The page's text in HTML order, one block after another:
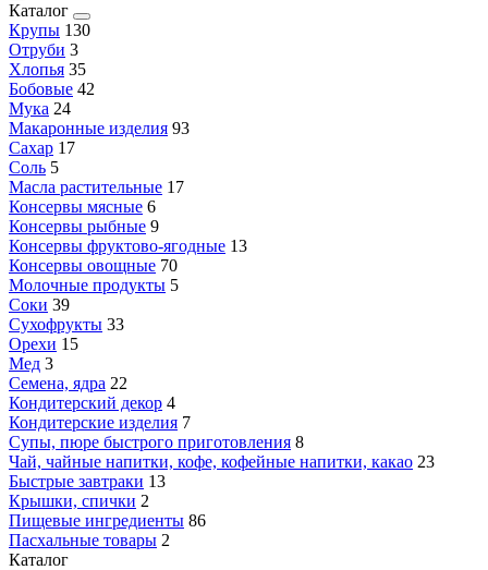
Каталог
Крупы 130
Отруби 3
Хлопья 35
Бобовые 42
Мука 24
Макаронные изделия 93
Сахар 17
Соль 5
Масла растительные 17
Консервы мясные 6
Консервы рыбные 9
Консервы фруктово-ягодные 13
Консервы овощные 70
Молочные продукты 5
Соки 39
Сухофрукты 33
Орехи 15
Мед 3
Семена, ядра 22
Кондитерский декор 4
Кондитерские изделия 7
Супы, пюре быстрого приготовления 8
Чай, чайные напитки, кофе, кофейные напитки, какао 23
Быстрые завтраки 13
Крышки, спички 2
Пищевые ингредиенты 86
Пасхальные товары 2
Каталог